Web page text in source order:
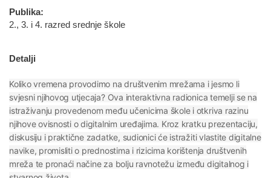
Publika:
2., 3. i 4. razred srednje škole
Detalji
Koliko vremena provodimo na društvenim mrežama i jesmo li
svjesni njihovog utjecaja? Ova interaktivna radionica temelji se na
istraživanju provedenom među učenicima škole i otkriva razinu
njihove ovisnosti o digitalnim uređajima. Kroz kratku prezentaciju,
diskusiju i praktične zadatke, sudionici će istražiti vlastite digitalne
navike, promisliti o prednostima i rizicima korištenja društvenih
mreža te pronaći načine za bolju ravnotežu između digitalnog i